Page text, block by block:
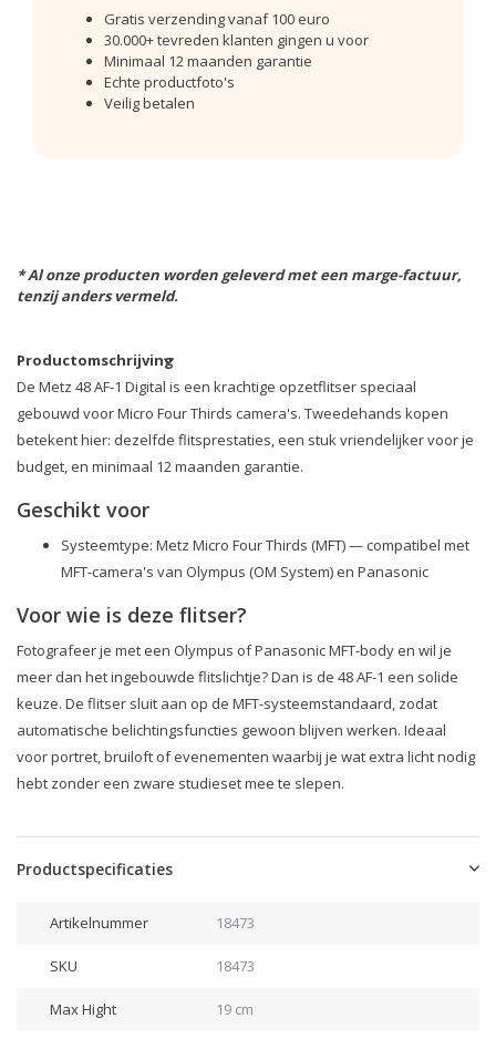
Gratis verzending vanaf 100 euro
30.000+ tevreden klanten gingen u voor
Minimaal 12 maanden garantie
Echte productfoto's
Veilig betalen
* Al onze producten worden geleverd met een marge-factuur,
tenzij anders vermeld.
Productomschrijving
De Metz 48 AF-1 Digital is een krachtige opzetflitser speciaal
gebouwd voor Micro Four Thirds camera's. Tweedehands kopen
betekent hier: dezelfde flitsprestaties, een stuk vriendelijker voor je
budget, en minimaal 12 maanden garantie.
Geschikt voor
Systeemtype: Metz Micro Four Thirds (MFT) — compatibel met
MFT-camera's van Olympus (OM System) en Panasonic
Voor wie is deze flitser?
Fotografeer je met een Olympus of Panasonic MFT-body en wil je
meer dan het ingebouwde flitslichtje? Dan is de 48 AF-1 een solide
keuze. De flitser sluit aan op de MFT-systeemstandaard, zodat
automatische belichtingsfuncties gewoon blijven werken. Ideaal
voor portret, bruiloft of evenementen waarbij je wat extra licht nodig
hebt zonder een zware studieset mee te slepen.
Productspecificaties
Artikelnummer 18473
SKU 18473
Max Hight 19 cm